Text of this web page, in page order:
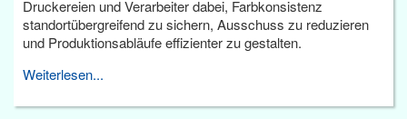
Druckereien und Verarbeiter dabei, Farbkonsistenz
standortübergreifend zu sichern, Ausschuss zu reduzieren
und Produktionsabläufe effizienter zu gestalten.
Weiterlesen...